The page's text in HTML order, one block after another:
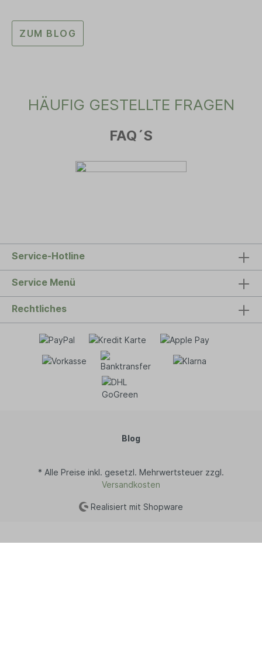
ZUM BLOG
HÄUFIG GESTELLTE FRAGEN
FAQ´S
Service-Hotline
Service Menü
Rechtliches
Blog
* Alle Preise inkl. gesetzl. Mehrwertsteuer zzgl.
Versandkosten
Realisiert mit Shopware